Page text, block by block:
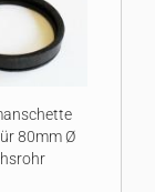
80mm Ø